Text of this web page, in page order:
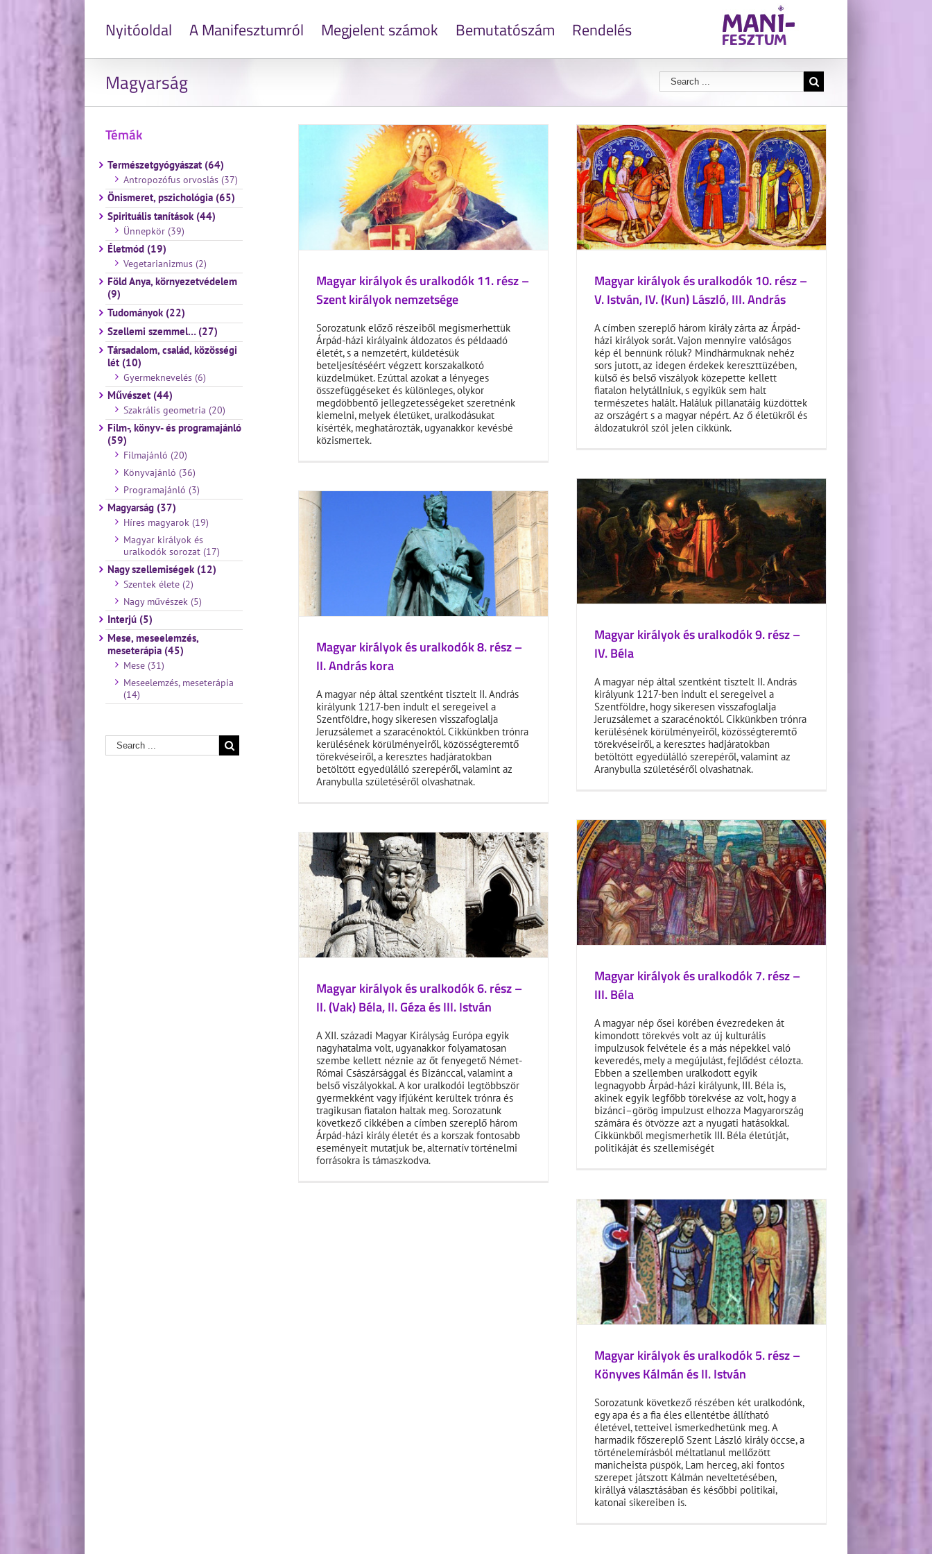
Nyitóoldal A Manifesztumról Megjelent számok Bemutatószám Rendelés
Magyarság
Magyar királyok és uralkodók 11. rész –
Szent királyok nemzetsége
Sorozatunk előző részeiből megismerhettük
Árpád-házi királyaink áldozatos és példaadó
életét, s a nemzetért, küldetésük
beteljesítéséért végzett korszakalkotó
küzdelmüket. Ezúttal azokat a lényeges
összefüggéseket és különleges, olykor
megdöbbentő jellegzetességeket szeretnénk
kiemelni, melyek életüket, uralkodásukat
kísérték, meghatározták, ugyanakkor kevésbé
közismertek.
Magyar királyok és uralkodók 10. rész –
V. István, IV. (Kun) László, III. András
A címben szereplő három király zárta az Árpád-
házi királyok sorát. Vajon mennyire valóságos
kép él bennünk róluk? Mindhármuknak nehéz
sors jutott, az idegen érdekek kereszttüzében,
külső és belső viszályok közepette kellett
fiatalon helytállniuk, s egyikük sem halt
természetes halált. Haláluk pillanatáig küzdöttek
az országért s a magyar népért. Az ő életükről és
áldozatukról szól jelen cikkünk.
Magyar királyok és uralkodók 9. rész –
IV. Béla
A magyar nép által szentként tisztelt II. András
királyunk 1217-ben indult el seregeivel a
Szentföldre, hogy sikeresen visszafoglalja
Jeruzsálemet a szaracénoktól. Cikkünkben trónra
kerülésének körülményeiről, közösségteremtő
törekvéseiről, a keresztes hadjáratokban
betöltött egyedülálló szerepéről, valamint az
Aranybulla születéséről olvashatnak.
Magyar királyok és uralkodók 8. rész –
II. András kora
A magyar nép által szentként tisztelt II. András
királyunk 1217-ben indult el seregeivel a
Szentföldre, hogy sikeresen visszafoglalja
Jeruzsálemet a szaracénoktól. Cikkünkben trónra
kerülésének körülményeiről, közösségteremtő
törekvéseiről, a keresztes hadjáratokban
betöltött egyedülálló szerepéről, valamint az
Aranybulla születéséről olvashatnak.
Magyar királyok és uralkodók 7. rész –
III. Béla
A magyar nép ősei körében évezredeken át
kimondott törekvés volt az új kulturális
impulzusok felvétele és a más népekkel való
keveredés, mely a megújulást, fejlődést célozta.
Ebben a szellemben uralkodott egyik
legnagyobb Árpád-házi királyunk, III. Béla is,
akinek egyik legfőbb törekvése az volt, hogy a
bizánci–görög impulzust elhozza Magyarország
számára és ötvözze azt a nyugati hatásokkal.
Cikkünkből megismerhetik III. Béla életútját,
politikáját és szellemiségét
Magyar királyok és uralkodók 6. rész –
II. (Vak) Béla, II. Géza és III. István
A XII. századi Magyar Királyság Európa egyik
nagyhatalma volt, ugyanakkor folyamatosan
szembe kellett néznie az őt fenyegető Német-
Római Császársággal és Bizánccal, valamint a
belső viszályokkal. A kor uralkodói legtöbbször
gyermekként vagy ifjúként kerültek trónra és
tragikusan fiatalon haltak meg. Sorozatunk
következő cikkében a címben szereplő három
Árpád-házi király életét és a korszak fontosabb
eseményeit mutatjuk be, alternatív történelmi
forrásokra is támaszkodva.
Magyar királyok és uralkodók 5. rész –
Könyves Kálmán és II. István
Sorozatunk következő részében két uralkodónk,
egy apa és a fia éles ellentétbe állítható
életével, tetteivel ismerkedhetünk meg. A
harmadik főszereplő Szent László király öccse, a
történelemírásból méltatlanul mellőzött
manicheista püspök, Lam herceg, aki fontos
szerepet játszott Kálmán neveltetésében,
királlyá választásában és későbbi politikai,
katonai sikereiben is.
Témák
Természetgyógyászat (64)
Antropozófus orvoslás (37)
Önismeret, pszichológia (65)
Spirituális tanítások (44)
Ünnepkör (39)
Életmód (19)
Vegetarianizmus (2)
Föld Anya, környezetvédelem
(9)
Tudományok (22)
Szellemi szemmel… (27)
Társadalom, család, közösségi
lét (10)
Gyermeknevelés (6)
Művészet (44)
Szakrális geometria (20)
Film-, könyv- és programajánló
(59)
Filmajánló (20)
Könyvajánló (36)
Programajánló (3)
Magyarság (37)
Híres magyarok (19)
Magyar királyok és
uralkodók sorozat (17)
Nagy szellemiségek (12)
Szentek élete (2)
Nagy művészek (5)
Interjú (5)
Mese, meseelemzés,
meseterápia (45)
Mese (31)
Meseelemzés, meseterápia
(14)